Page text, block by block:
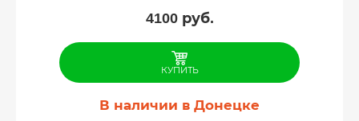
4100руб.
КУПИТЬ
В наличии в Донецке